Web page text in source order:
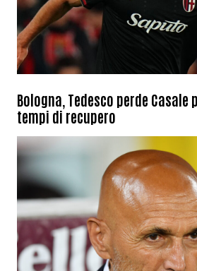
Bologna, Tedesco perde
tempi di recupero